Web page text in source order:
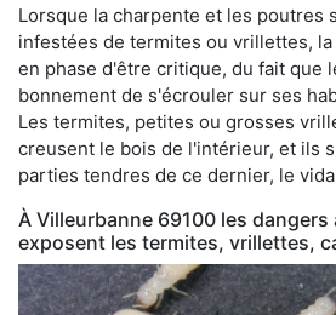
Lorsque la charpente et les poutres
infestées de termites ou vrillettes,
en phase d'être critique, du fait que
bonnement de s'écrouler sur ses
Les termites, petites ou grosses
creusent le bois de l'intérieur, et ils
parties tendres de ce dernier, le
À Villeurbanne 69100 les
exposent les termites, vrillettes,